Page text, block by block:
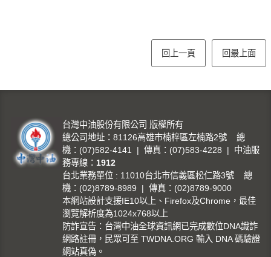
回上一頁 回最上面
台灣中油股份有限公司 版權所有
總公司地址：81126高雄市楠梓區左楠路2號 總
機：(07)582-4141 | 傳真：(07)583-4228 | 中油服
務專線： 1912
台北業務單位 : 11010台北市信義區松仁路3號 總
機：(02)8789-8989 | 傳真：(02)8789-9000
本網站設計支援IE10以上、Firefox及Chrome，最佳
瀏覽解析度為1024x768以上
防詐宣告：台灣中油全球資訊網已完成數位DNA識詐
網路註冊，民眾可至 TWDNA.ORG 輸入 DNA 碼驗證
網站真偽。